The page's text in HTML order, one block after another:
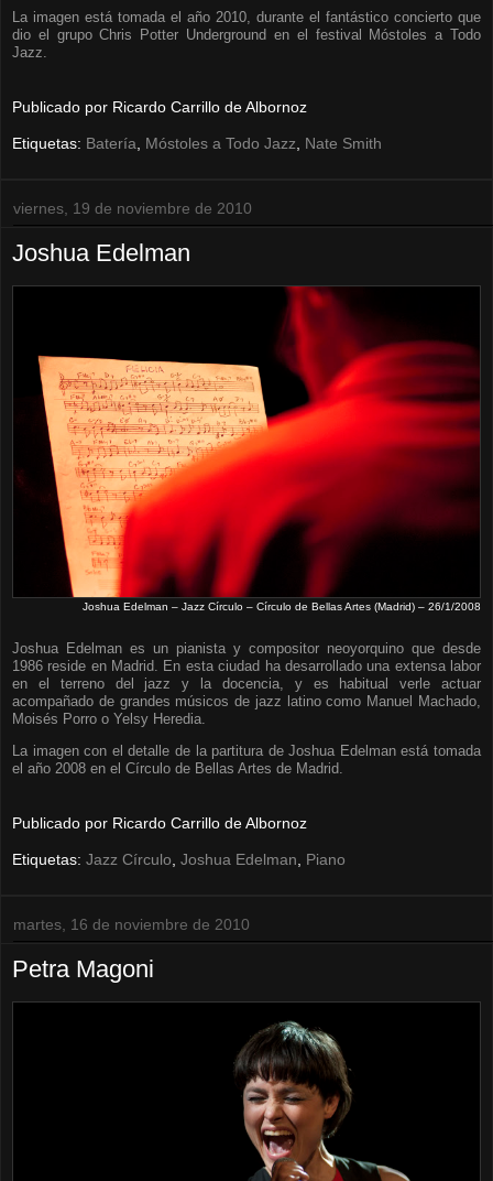
La imagen está tomada el año 2010, durante el fantástico concierto que
dio el grupo Chris Potter Underground en el festival Móstoles a Todo
Jazz.
Publicado por Ricardo Carrillo de Albornoz
Etiquetas: Batería Móstoles a Todo Jazz Nate Smith
viernes, 19 de noviembre de 2010
Joshua Edelman
Joshua Edelman – Jazz Círculo – Círculo de Bellas Artes (Madrid) – 26/1/2008
Joshua Edelman es un pianista y compositor neoyorquino que desde
1986 reside en Madrid. En esta ciudad ha desarrollado una extensa labor
en el terreno del jazz y la docencia, y es habitual verle actuar
acompañado de grandes músicos de jazz latino como Manuel Machado,
Moisés Porro o Yelsy Heredia.
La imagen con el detalle de la partitura de Joshua Edelman está tomada
el año 2008 en el Círculo de Bellas Artes de Madrid.
Publicado por Ricardo Carrillo de Albornoz
Etiquetas: Jazz Círculo Joshua Edelman Piano
martes, 16 de noviembre de 2010
Petra Magoni